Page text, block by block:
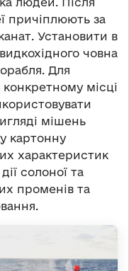
причіплюють за
Установити в
човна
Для
місці
мішень
картонну
характеристик
солоної та
променів та